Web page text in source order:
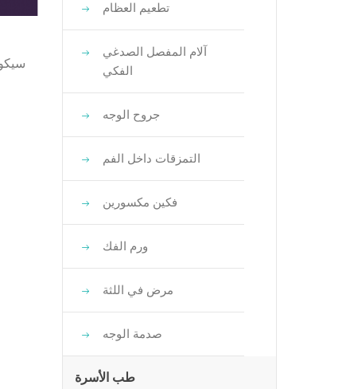
تطعيم العظام
آلام المفصل الصدغي
الفكي
جروح الوجه
التمزقات داخل الفم
فكين مكسورين
ورم الفك
مرض في اللثة
صدمة الوجه
طب الأسرة